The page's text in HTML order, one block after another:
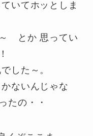
いてホッとしま
とか 思ってい
でした～。
ないんじゃな
たの・・